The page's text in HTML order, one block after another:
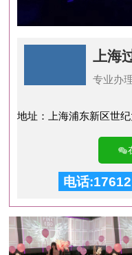
上海
专业办
地址：上海浦东新区世
电话